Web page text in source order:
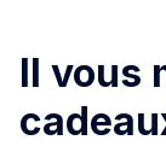
ll vous